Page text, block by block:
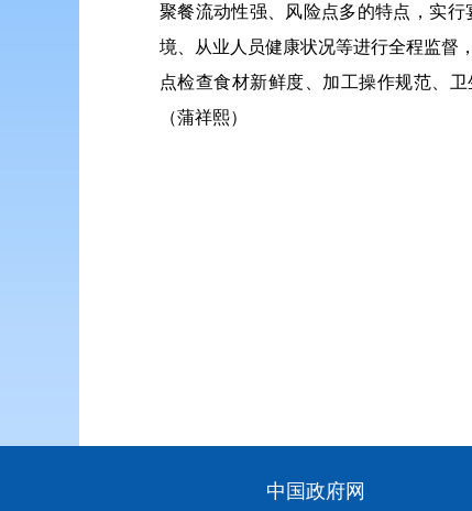
聚餐流动性强、风险点多的特点，实
境、从业人员健康状况等进行全程监督
点检查食材新鲜度、加工操作规范、
（蒲祥熙）
中国政府网